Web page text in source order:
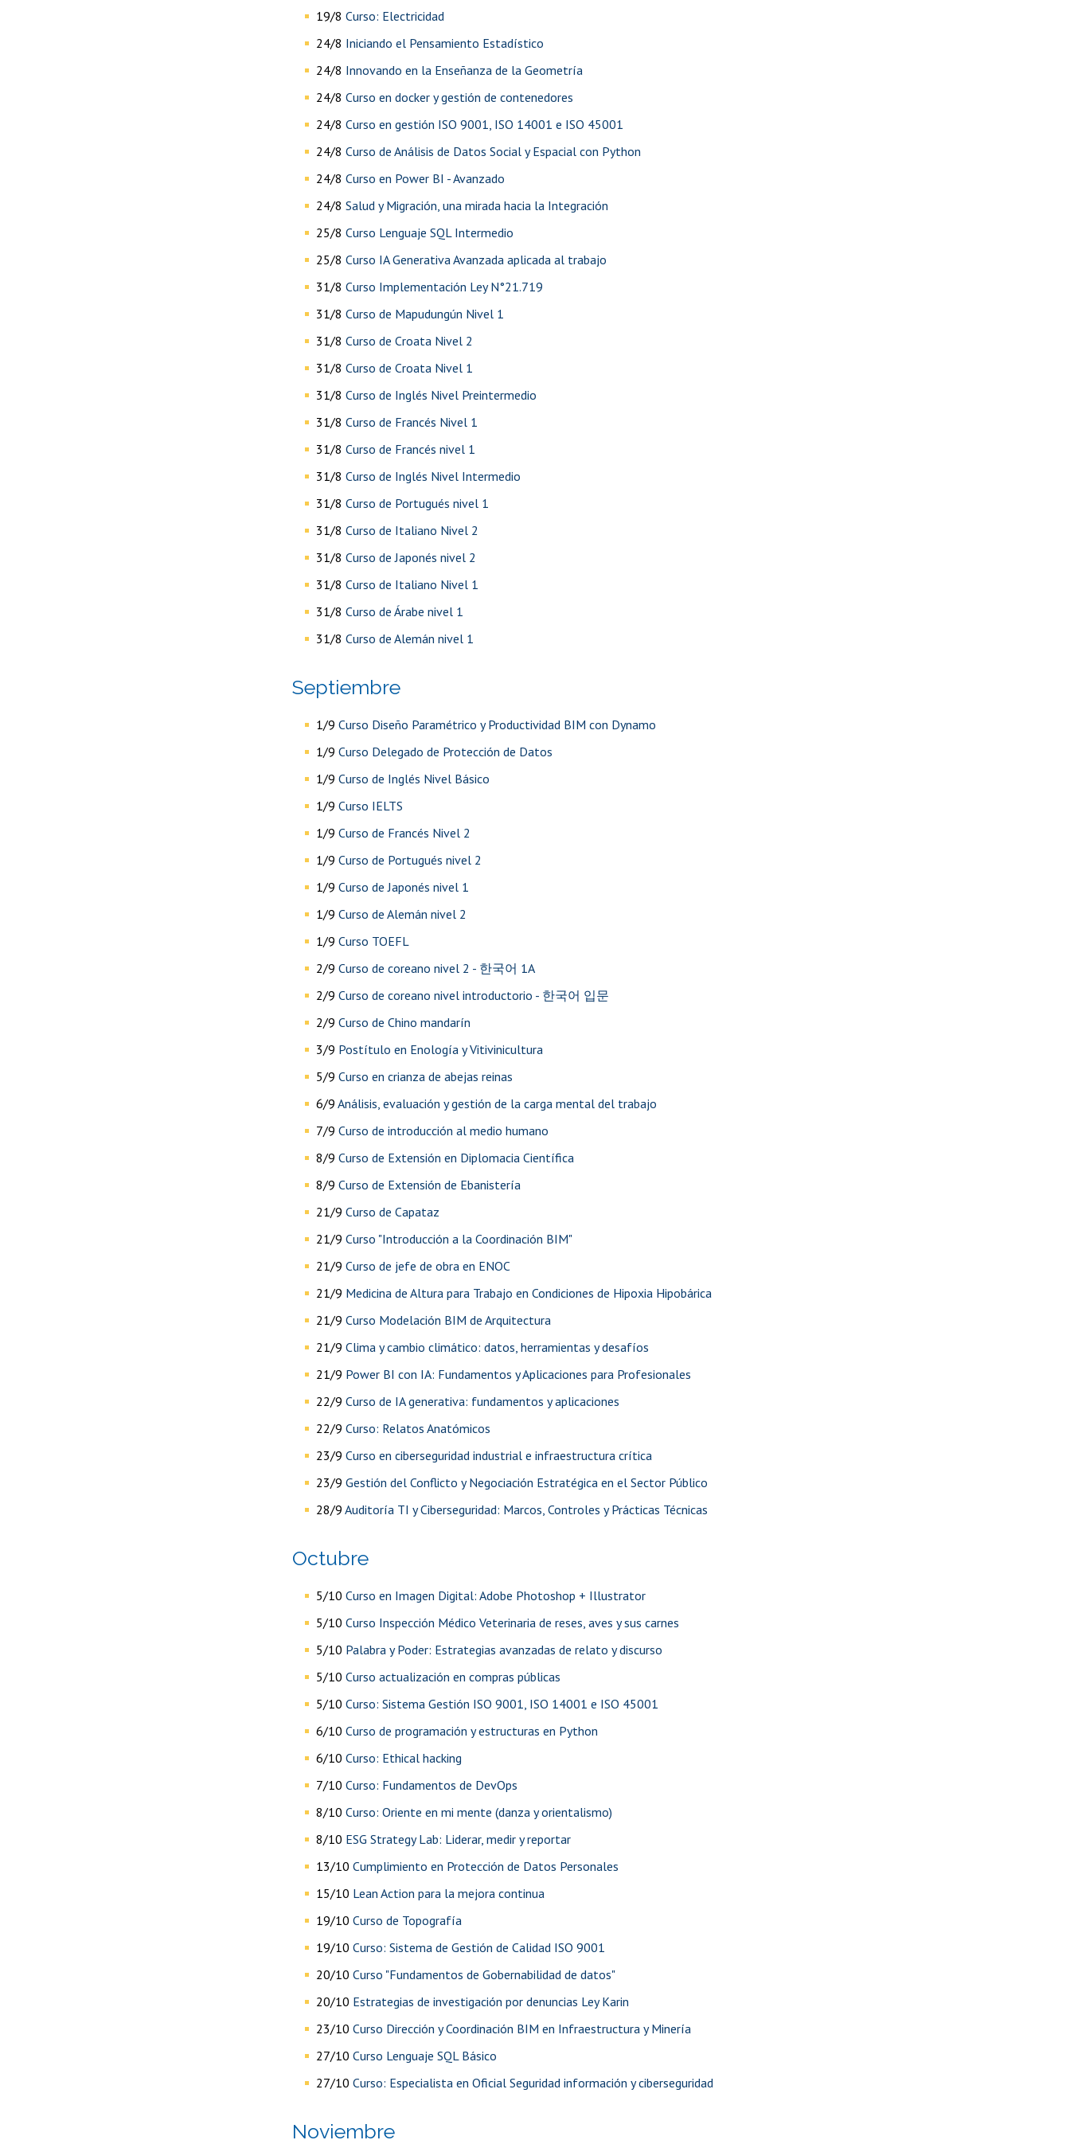
19/8 Curso: Electricidad
24/8 Iniciando el Pensamiento Estadístico
24/8 Innovando en la Enseñanza de la Geometría
24/8 Curso en docker y gestión de contenedores
24/8 Curso en gestión ISO 9001, ISO 14001 e ISO 45001
24/8 Curso de Análisis de Datos Social y Espacial con Python
24/8 Curso en Power BI - Avanzado
24/8 Salud y Migración, una mirada hacia la Integración
25/8 Curso Lenguaje SQL Intermedio
25/8 Curso IA Generativa Avanzada aplicada al trabajo
31/8 Curso Implementación Ley N°21.719
31/8 Curso de Mapudungún Nivel 1
31/8 Curso de Croata Nivel 2
31/8 Curso de Croata Nivel 1
31/8 Curso de Inglés Nivel Preintermedio
31/8 Curso de Francés Nivel 1
31/8 Curso de Francés nivel 1
31/8 Curso de Inglés Nivel Intermedio
31/8 Curso de Portugués nivel 1
31/8 Curso de Italiano Nivel 2
31/8 Curso de Japonés nivel 2
31/8 Curso de Italiano Nivel 1
31/8 Curso de Árabe nivel 1
31/8 Curso de Alemán nivel 1
septiembre
1/9 Curso Diseño Paramétrico y Productividad BIM con Dynamo
1/9 Curso Delegado de Protección de Datos
1/9 Curso de Inglés Nivel Básico
1/9 Curso IELTS
1/9 Curso de Francés Nivel 2
1/9 Curso de Portugués nivel 2
1/9 Curso de Japonés nivel 1
1/9 Curso de Alemán nivel 2
1/9 Curso TOEFL
2/9 Curso de coreano nivel 2 - 한국어 1A
2/9 Curso de coreano nivel introductorio - 한국어 입문
2/9 Curso de Chino mandarín
3/9 Postítulo en Enología y Vitivinicultura
5/9 Curso en crianza de abejas reinas
6/9 Análisis, evaluación y gestión de la carga mental del trabajo
7/9 Curso de introducción al medio humano
8/9 Curso de Extensión en Diplomacia Científica
8/9 Curso de Extensión de Ebanistería
21/9 Curso de Capataz
21/9 Curso "Introducción a la Coordinación BIM"
21/9 Curso de jefe de obra en ENOC
21/9 Medicina de Altura para Trabajo en Condiciones de Hipoxia Hipobárica
21/9 Curso Modelación BIM de Arquitectura
21/9 Clima y cambio climático: datos, herramientas y desafíos
21/9 Power BI con IA: Fundamentos y Aplicaciones para Profesionales
22/9 Curso de IA generativa: fundamentos y aplicaciones
22/9 Curso: Relatos Anatómicos
23/9 Curso en ciberseguridad industrial e infraestructura crítica
23/9 Gestión del Conflicto y Negociación Estratégica en el Sector Público
28/9 Auditoría TI y Ciberseguridad: Marcos, Controles y Prácticas Técnicas
octubre
5/10 Curso en Imagen Digital: Adobe Photoshop + Illustrator
5/10 Curso Inspección Médico Veterinaria de reses, aves y sus carnes
5/10 Palabra y Poder: Estrategias avanzadas de relato y discurso
5/10 Curso actualización en compras públicas
5/10 Curso: Sistema Gestión ISO 9001, ISO 14001 e ISO 45001
6/10 Curso de programación y estructuras en Python
6/10 Curso: Ethical hacking
7/10 Curso: Fundamentos de DevOps
8/10 Curso: Oriente en mi mente (danza y orientalismo)
8/10 ESG Strategy Lab: Liderar, medir y reportar
13/10 Cumplimiento en Protección de Datos Personales
15/10 Lean Action para la mejora continua
19/10 Curso de Topografía
19/10 Curso: Sistema de Gestión de Calidad ISO 9001
20/10 Curso "Fundamentos de Gobernabilidad de datos"
20/10 Estrategias de investigación por denuncias Ley Karin
23/10 Curso Dirección y Coordinación BIM en Infraestructura y Minería
27/10 Curso Lenguaje SQL Básico
27/10 Curso: Especialista en Oficial Seguridad información y ciberseguridad
noviembre